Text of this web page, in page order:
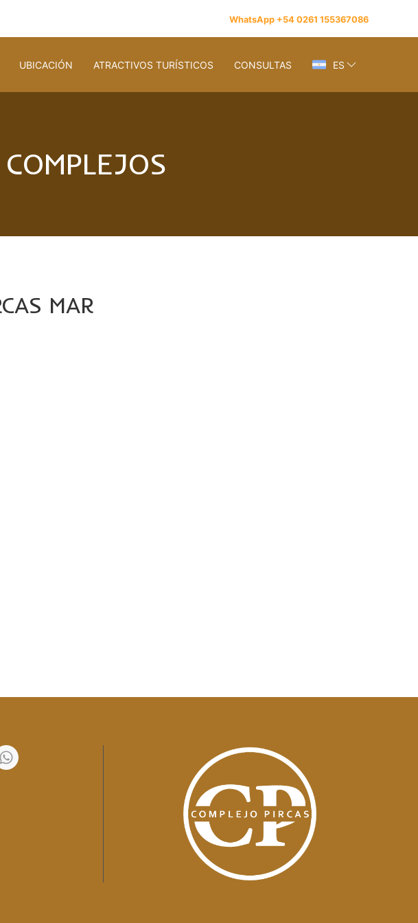
WhatsApp +54 0261 155367086
UBICACIÓN ATRACTIVOS TURÍSTICOS CONSULTAS ES
MAR